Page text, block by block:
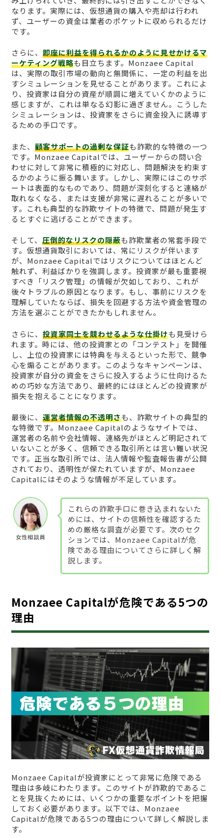
なります。実際には、仮想通貨の購入や売却は行われ
ず、ユーザーの資金は業者のポケットに収められるだけ
です。
さらに、 即座に利益を得られるかのように見せかけるマ
ーケティング戦略も目立ちます。Monzaee Capital
は、実際の取引市場の動向と無関係に、一定の利益を出
すシミュレーションを見せることがあります。これによ
り、投資家は自分の資産が順調に増えていくかのように
感じますが、これは単なる幻影に過ぎません。こうした
シミュレーションは、投資家をさらに資金投入に誘導す
るための手口です。
また、 顧客サポートの過剰な保証も詐欺的な特徴の一つ
です。Monzaee Capitalでは、ユーザーからの問い合
わせに対して非常に積極的に対応し、問題解決を約束す
るかのように振る舞います。しかし、実際にはこのサポ
ートは表面的なものであり、問題が深刻化すると連絡が
取れなくなる、または支援が非常に遅れることが多いで
す。これも典型的な詐欺サイトの特徴で、問題が発生す
るとすぐに逃げることができます。
そして、 圧倒的なリスクの隠蔽も詐欺業者の常套手段で
す。仮想通貨取引においては、常にリスクが伴います
が、Monzaee Capitalではリスクについてはほとんど
触れず、利益ばかりを強調します。投資家が最も重要視
すべき「リスク管理」の情報が欠如しており、これが
後々トラブルの原因となります。もし、事前にリスクを
理解していたならば、損失を回避する方法や資金管理の
方法を選ぶことができたかもしれません。
さらに、 投資家同士を競わせるような仕掛けも見受けら
れます。時には、他の投資家との「コンテスト」を開催
し、上位の投資家には特典を与えるといった形で、競争
心を煽ることがあります。このようなキャンペーンは、
投資家が自分の資金をさらに投入するように仕向けるた
めの巧妙な方法であり、最終的にはほとんどの投資家が
損失を抱えることになります。
最後に、 運営者情報の不透明さも、詐欺サイトの典型的
な特徴です。Monzaee Capitalのようなサイトでは、
運営者の名前や会社情報、連絡先がほとんど明記されて
いないことが多く、信頼できる取引所とは言い難い状況
です。正当な取引所では、法人情報や監査報告書が公開
されており、透明性が保たれていますが、Monzaee
Capitalにはそのような情報が不足しています。
女性相談員
これらの詐欺手口に巻き込まれないた
めには、サイトの信頼性を確認するた
めの厳格な調査が必要です。次のセク
ションでは、Monzaee Capitalが危
険である理由についてさらに詳しく解
説します。
Monzaee Capitalが危険である5つの
理由
Monzaee Capitalが投資家にとって非常に危険である
理由は多岐にわたります。このサイトが詐欺的であるこ
とを見抜くためには、いくつかの重要なポイントを把握
しておく必要があります。以下では、Monzaee
Capitalが危険である5つの理由について詳しく解説しま
す。